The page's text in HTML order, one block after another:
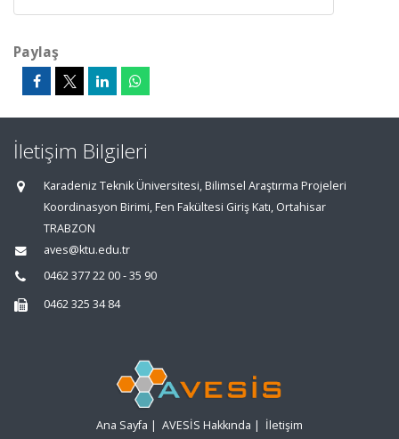
Paylaş
İletişim Bilgileri
Karadeniz Teknik Üniversitesi, Bilimsel Araştırma Projeleri
Koordinasyon Birimi, Fen Fakültesi Giriş Katı, Ortahisar
TRABZON
aves@ktu.edu.tr
0462 377 22 00 - 35 90
0462 325 34 84
Ana Sayfa | AVESİS Hakkında | İletişim